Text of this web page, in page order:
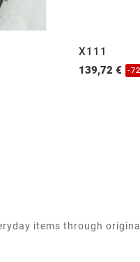
X111
139,72 €
-
items through original